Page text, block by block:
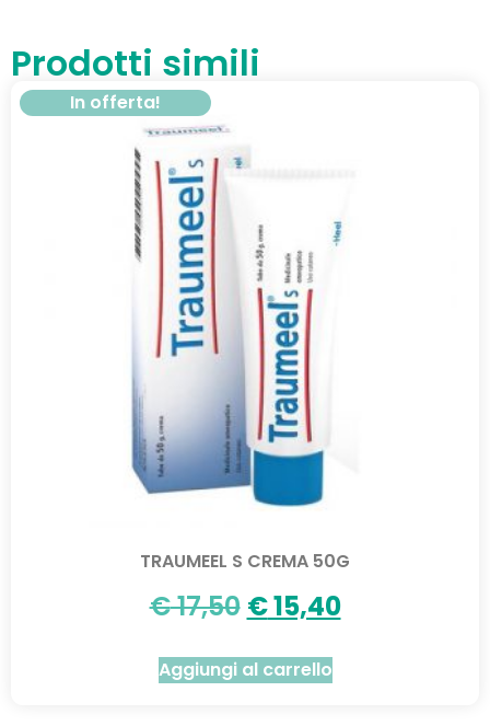
Prodotti simili
In offerta!
TRAUMEEL S CREMA 50G
€17,50 €15,40
Aggiungi al carrello